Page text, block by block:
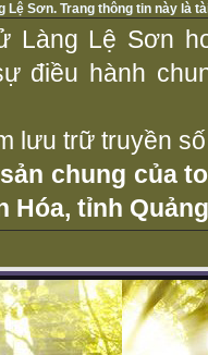
Lệ Sơn. Trang thông tin này là
Làng Lệ Sơn
điều hành
lưu trữ truyền
chung của
Hóa, tỉnh